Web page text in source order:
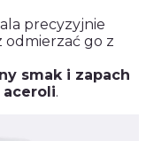
precyzyjnie
odmierzać go z
smak i zapach
.